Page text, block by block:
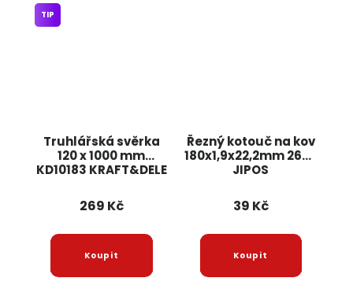
Truhlářská svěrka
120 x 1000 mm
KD10183 KRAFT&DELE
TIP
269 Kč
Řezný kotouč na kov
180x1,9x22,2mm 2697
JIPOS
39 Kč